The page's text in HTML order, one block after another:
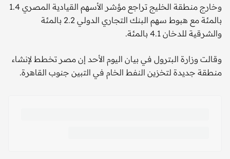
وخارج منطقة الخليج تراجع مؤشر الأسهم القيادية المصري 1.4
بالمئة مع هبوط سهم البنك التجاري الدولي 2.2 بالمئة
والشرقية للدخان 4.1 بالمئة.
وقالت وزارة البترول في بيان اليوم الأحد إن مصر تخطط لإنشاء
منطقة جديدة لتخزين النفط الخام في التبين جنوب القاهرة.